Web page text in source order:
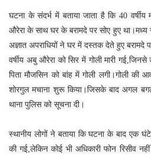
घटना के संदर्भ में बताया जाता है कि 40
औरेरा के साथ घर के बरामदे पर सोए हुए था।मध्य
अज्ञात अपराधियों ने घर में दस्तक देते हुए बरामदे
वर्षीय अबु औरेरा को सिर में गोली मारी
पिता मौजसिन को बांह में गोली लगी।गोली
शोरगुल मचाना शुरू किया।जिसके बाद अगल
थाना पुलिस को सूचना दी।
स्थानीय लोगों ने बताया कि घटना के बाद
की गई,लेकिन कोई भी अधिकारी फोन रिसीव